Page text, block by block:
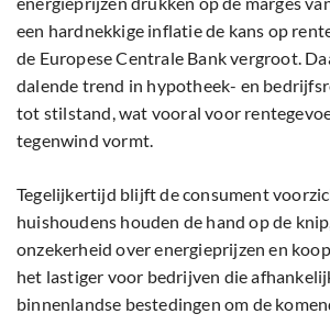
een hardnekkige inflatie de kans op
de Europese Centrale Bank vergroot.
dalende trend in hypotheek- en
tot stilstand, wat vooral voor
tegenwind vormt.
Tegelijkertijd blijft de consument
huishoudens houden de hand op de
onzekerheid over energieprijzen en
het lastiger voor bedrijven die
binnenlandse bestedingen om de